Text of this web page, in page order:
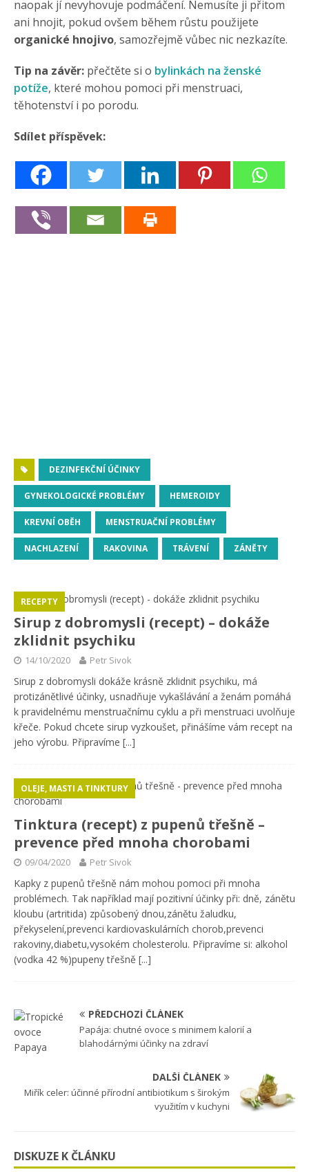
naopak jí nevyhovuje podmáčení. Nemusíte ji přitom
ani hnojit, pokud ovšem během růstu použijete
organické hnojivo, samozřejmě vůbec nic nezkazíte.
Tip na závěr: přečtěte si o bylinkách na ženské
potíže, které mohou pomoci při menstruaci,
těhotenství i po porodu.
Sdílet příspěvek:
DEZINFEKČNÍ ÚČINKY
GYNEKOLOGICKÉ PROBLÉMY HEMEROIDY
KREVNÍ OBĚH MENSTRUAČNÍ PROBLÉMY
NACHLAZENÍ RAKOVINA TRÁVENÍ ZÁNĚTY
Sirup z dobromysli (recept) – dokáže
zklidnit psychiku
RECEPTY
14/10/2020 Petr Sivok
Sirup z dobromysli dokáže krásně zklidnit psychiku, má
protizánětlivé účinky, usnadňuje vykašlávání a ženám pomáhá
k pravidelnému menstruačnímu cyklu a při menstruaci uvolňuje
křeče. Pokud chcete sirup vyzkoušet, přinášíme vám recept na
jeho výrobu. Připravíme [...]
Tinktura (recept) z pupenů třešně –
prevence před mnoha chorobami
OLEJE, MASTI A TINKTURY
09/04/2020 Petr Sivok
Kapky z pupenů třešně nám mohou pomoci při mnoha
problémech. Tak například mají pozitivní účinky při: dně, zánětu
kloubu (artritida) způsobený dnou,zánětu žaludku,
překyselení,prevenci kardiovaskulárních chorob,prevenci
rakoviny,diabetu,vysokém cholesterolu. Připravíme si: alkohol
(vodka 42 %)pupeny třešně [...]
PŘEDCHOZÍ ČLÁNEK
Papája: chutné ovoce s minimem kalorií a
blahodárnými účinky na zdraví
DALŠÍ ČLÁNEK
Miřík celer: účinné přírodní antibiotikum s širokým
využitím v kuchyni
DISKUZE K ČLÁNKU